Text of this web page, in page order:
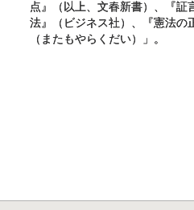
点』（以上、文春新書）、『証
法』（ビジネス社）、『憲法の
（またもやらくだい）」。